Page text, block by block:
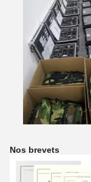
Nos brevets